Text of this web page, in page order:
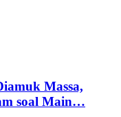
Massa,
soal Main…